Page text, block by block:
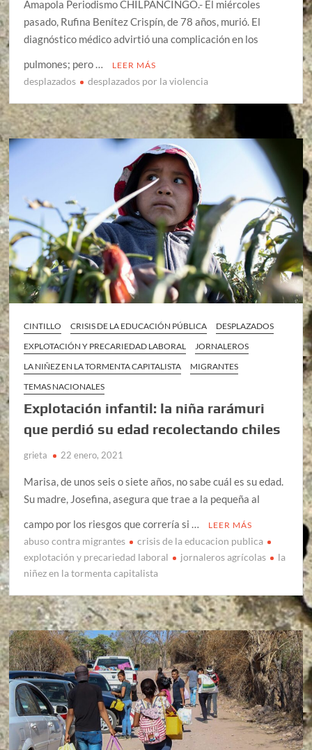
Amapola Periodismo CHILPANCINGO.- El miércoles
pasado, Rufina Benítez Crispín, de 78 años, murió. El
diagnóstico médico advirtió una complicación en los
pulmones; pero …
LEER MÁS
desplazados desplazados por la violencia
CINTILLO CRISIS DE LA EDUCACIÓN PÚBLICA
DESPLAZADOS
EXPLOTACIÓN Y PRECARIEDAD LABORAL
JORNALEROS
LA NIÑEZ EN LA TORMENTA CAPITALISTA
MIGRANTES
TEMAS NACIONALES
Explotación infantil: la niña rarámuri
que perdió su edad recolectando chiles
grieta 22 enero, 2021
Marisa, de unos seis o siete años, no sabe cuál es su edad.
Su madre, Josefina, asegura que trae a la pequeña al
campo por los riesgos que correría si …
LEER MÁS
abuso contra migrantes
crisis de la educacion publica
explotación y precariedad laboral
jornaleros agrícolas
la
niñez en la tormenta capitalista